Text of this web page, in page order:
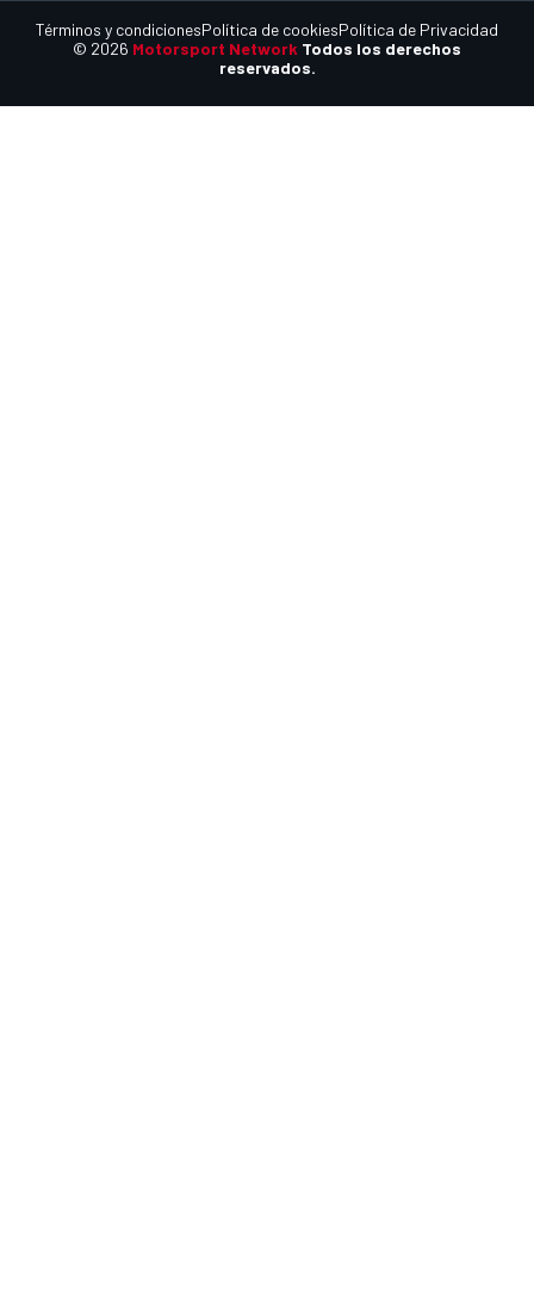
© 2026 Motorsport Network Todos los derechos
reservados.
Términos y condicionesPolítica de cookiesPolítica de Privacidad